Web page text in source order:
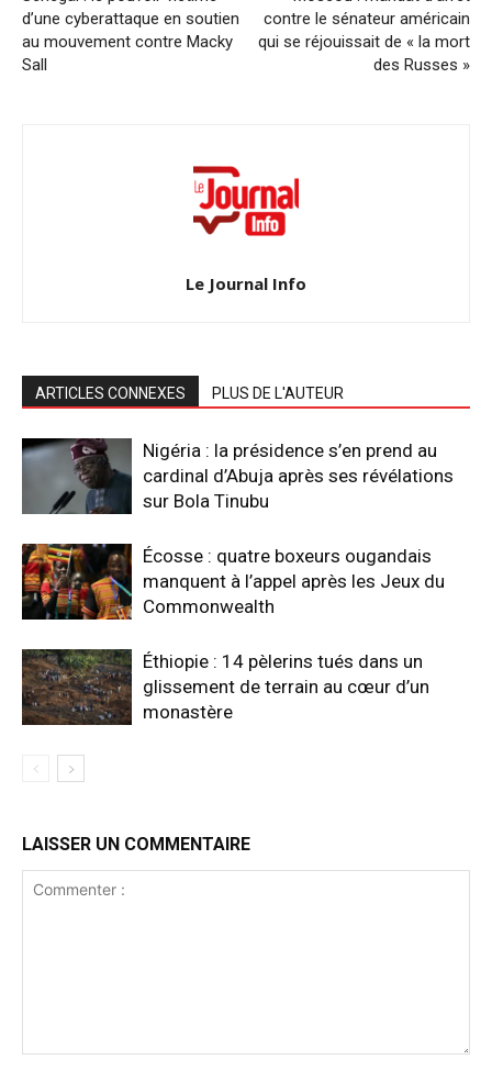
d’une cyberattaque en soutien
au mouvement contre Macky
Sall
contre le sénateur américain
qui se réjouissait de « la mort
des Russes »
Le Journal Info
ARTICLES CONNEXES PLUS DE L'AUTEUR
Nigéria : la présidence s’en prend au
cardinal d’Abuja après ses révélations
sur Bola Tinubu
Écosse : quatre boxeurs ougandais
manquent à l’appel après les Jeux du
Commonwealth
Éthiopie : 14 pèlerins tués dans un
glissement de terrain au cœur d’un
monastère
LAISSER UN COMMENTAIRE